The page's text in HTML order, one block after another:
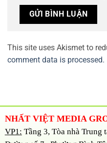
This site uses Akismet to
comment data is processed.
NHẤT VIỆT MEDIA
VP1: Tầng 3, Tòa nhà Trung